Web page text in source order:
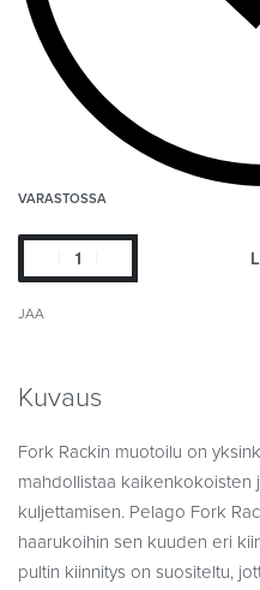
VARASTOSSA
JAA
Kuvaus
Fork Rackin muotoilu on
mahdollistaa kaikenkokoisten
kuljettamisen. Pelago Fork
haarukoihin sen kuuden eri
pultin kiinnitys on suositeltu,